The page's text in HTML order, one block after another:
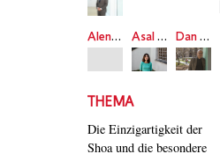
Alena Jabarine Asal Dardan Dan Diner
THEMA
Die Einzigartigkeit der
Shoa und die besondere
taugt. Wie universell ist
ein moralischer